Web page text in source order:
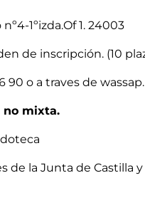
1ºizda.Of 1. 24003
de inscripción. (10
90 o a traves de wassap.
no mixta.
de la Junta de Castilla